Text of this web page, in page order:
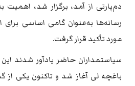
دم‌پارتی از آمد، برگزار شد، اهمیت
رسانه‌ها به‌عنوان گامی اساسی
مورد تأکید قرار گرفت.
سیاستمداران حاضر یادآور شدند
باغچه لی آغاز شد و تاکنون یکی از